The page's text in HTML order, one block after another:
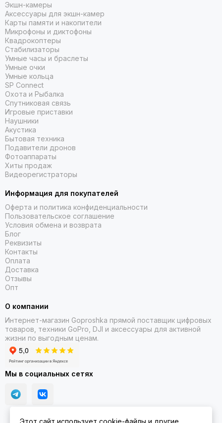
Экшн-камеры
Аксессуары для экшн-камер
Карты памяти и накопители
Микрофоны и диктофоны
Квадрокоптеры
Стабилизаторы
Умные часы и браслеты
Умные очки
Умные кольца
SP Connect
Охота и Рыбалка
Спутниковая связь
Игровые приставки
Наушники
Акустика
Бытовая техника
Подавители дронов
Фотоаппараты
Хиты продаж
Видеорегистраторы
Информация для покупателей
Оферта и политика конфиденциальности
Пользовательское соглашение
Условия обмена и возврата
Блог
Реквизиты
Контакты
Оплата
Доставка
Отзывы
Опт
О компании
Интернет-магазин Goproshka прямой поставщик цифровых
товаров, техники GoPro, DJI и аксессуары для активной
жизни по выгодным ценам.
Мы в социальных сетях
Этот сайт использует cookie-файлы и другие